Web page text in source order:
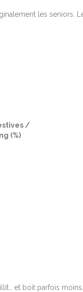
les seniors.
/
(%)
et boit parfois